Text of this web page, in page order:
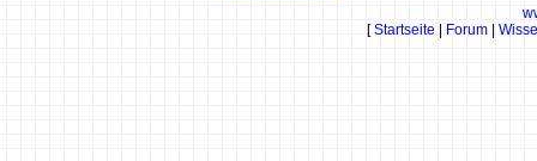
[Startseite Forum